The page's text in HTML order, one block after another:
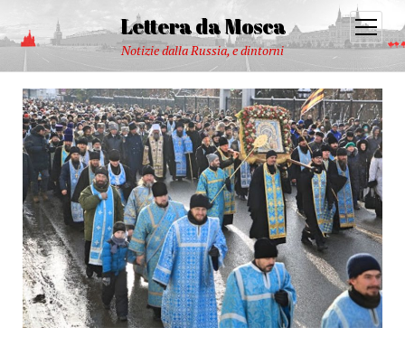
Lettera da Mosca
Notizie dalla Russia, e dintorni
open
menu